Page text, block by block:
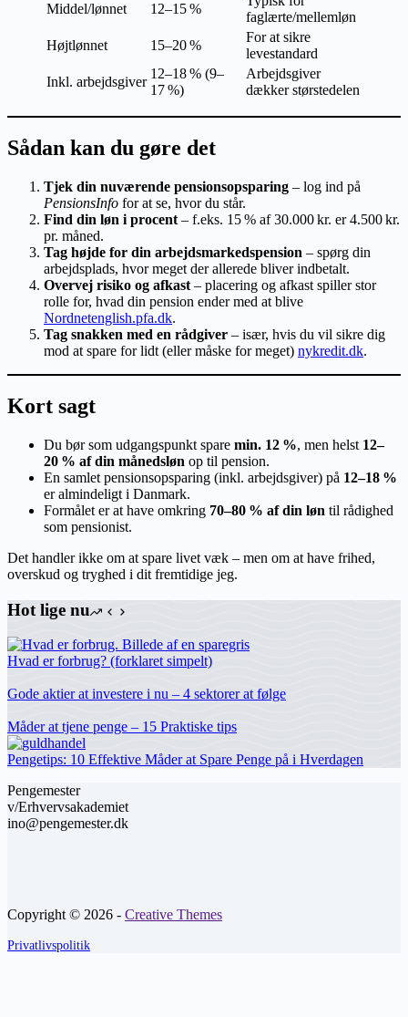
Middel/lønnet
12–15 %
faglærte/mellemløn
Højtlønnet
15–20 %
For at sikre
levestandard
Inkl. arbejdsgiver
12–18 % (9–
17 %)
Arbejdsgiver
dækker størstedelen
Sådan kan du gøre det
Tjek din nuværende pensionsopsparing – log ind på
PensionsInfo for at se, hvor du står.
Find din løn i procent – f.eks. 15 % af 30.000 kr. er 4.500 kr.
pr. måned.
Tag højde for din arbejdsmarkedspension – spørg din
arbejdsplads, hvor meget der allerede bliver indbetalt.
Overvej risiko og afkast – placering og afkast spiller stor
rolle for, hvad din pension ender med at blive
Nordnetenglish.pfa.dk.
Tag snakken med en rådgiver – især, hvis du vil sikre dig
mod at spare for lidt (eller måske for meget) nykredit.dk.
Kort sagt
Du bør som udgangspunkt spare min. 12 %, men helst 12–
20 % af din månedsløn op til pension.
En samlet pensionsopsparing (inkl. arbejdsgiver) på 12–18 %
er almindeligt i Danmark.
Formålet er at have omkring 70–80 % af din løn til rådighed
som pensionist.
Det handler ikke om at spare livet væk – men om at have frihed,
overskud og tryghed i dit fremtidige jeg.
Hot lige nu
Hvad er forbrug? (forklaret simpelt)
Gode aktier at investere i nu – 4 sektorer at følge
Måder at tjene penge – 15 Praktiske tips
Pengetips: 10 Effektive Måder at Spare Penge på i Hverdagen
Pengemester
v/Erhvervsakademiet
ino@pengemester.dk
Copyright © 2026 - Creative Themes
Privatlivspolitik